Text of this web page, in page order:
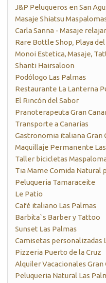
J&P Peluqueros en San
Masaje Shiatsu
Carla Sanna - Masaje
Rare Bottle Shop, Playa
Monoi Estetica, Masaje,
Shanti Hairsaloon
Podólogo Las Palmas
Restaurante La Lanterna
El Rincón del Sabor
Pranoterapeuta Gran
Transporte a Canarias
Gastronomia italiana Gran
Maquillaje Permanente
Taller bicicletas
Tia Mame Comida Natural
Peluqueria Tamaraceite
Le Patio
Café italiano Las Palmas
Barbita`s Barber y Tattoo
Sunset Las Palmas
Camisetas personalizadas
Pizzeria Puerto de la Cruz
Alquiler Vacacionales Gran
Peluqueria Natural Las